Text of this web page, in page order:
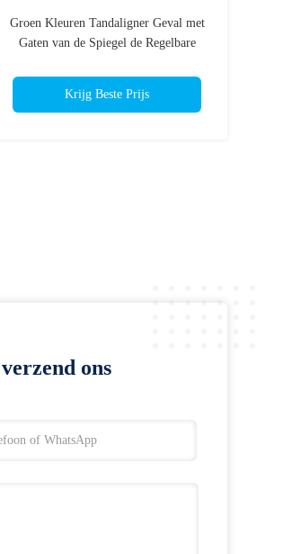
Groen Kleuren Tandaligner Geval met
Gaten van de Spiegel de Regelbare
Krijg Beste Prijs
ons